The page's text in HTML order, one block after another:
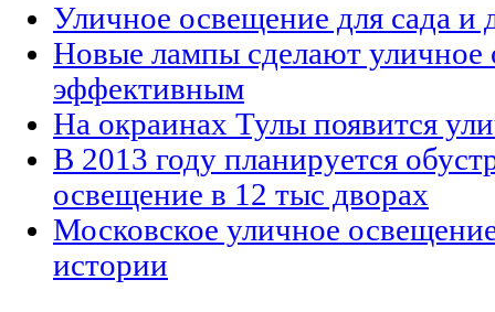
Уличное освещение для сада и
Новые лампы сделают уличное
эффективным
На окраинах Тулы появится
В 2013 году планируется
освещение в 12 тыс дворах
Московское уличное
истории